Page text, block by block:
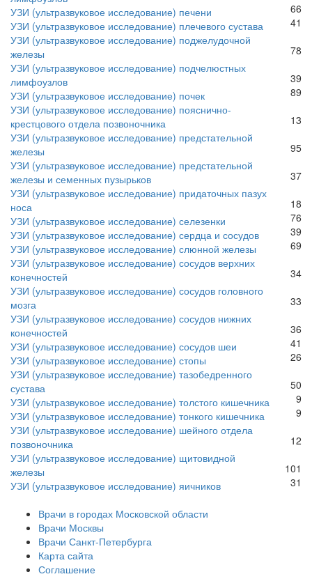
66
УЗИ (ультразвуковое исследование) печени
41
УЗИ (ультразвуковое исследование) плечевого сустава
78
УЗИ (ультразвуковое исследование) поджелудочной
железы
39
УЗИ (ультразвуковое исследование) подчелюстных
лимфоузлов
89
УЗИ (ультразвуковое исследование) почек
13
УЗИ (ультразвуковое исследование) пояснично-
крестцового отдела позвоночника
95
УЗИ (ультразвуковое исследование) предстательной
железы
37
УЗИ (ультразвуковое исследование) предстательной
железы и семенных пузырьков
18
УЗИ (ультразвуковое исследование) придаточных пазух
носа
76
УЗИ (ультразвуковое исследование) селезенки
39
УЗИ (ультразвуковое исследование) сердца и сосудов
69
УЗИ (ультразвуковое исследование) слюнной железы
34
УЗИ (ультразвуковое исследование) сосудов верхних
конечностей
33
УЗИ (ультразвуковое исследование) сосудов головного
мозга
36
УЗИ (ультразвуковое исследование) сосудов нижних
конечностей
41
УЗИ (ультразвуковое исследование) сосудов шеи
26
УЗИ (ультразвуковое исследование) стопы
50
УЗИ (ультразвуковое исследование) тазобедренного
сустава
9
УЗИ (ультразвуковое исследование) толстого кишечника
9
УЗИ (ультразвуковое исследование) тонкого кишечника
12
УЗИ (ультразвуковое исследование) шейного отдела
позвоночника
101
УЗИ (ультразвуковое исследование) щитовидной
железы
31
УЗИ (ультразвуковое исследование) яичников
Врачи в городах Московской области
Врачи Москвы
Врачи Санкт-Петербурга
Карта сайта
Соглашение